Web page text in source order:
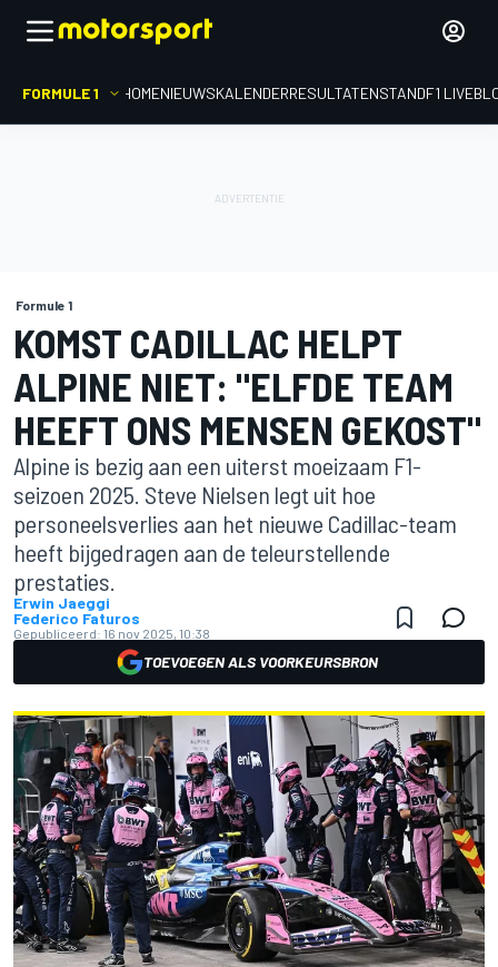
FORMULE 1 HOMENIEUWSKALENDERRESULTATENSTANDF1
Formule 1
KOMST CADILLAC HELPT
ALPINE NIET: "ELFDE TEAM
HEEFT ONS MENSEN GEKOST"
Alpine is bezig aan een uiterst moeizaam F1-
seizoen 2025. Steve Nielsen legt uit hoe
personeelsverlies aan het nieuwe Cadillac-team
heeft bijgedragen aan de teleurstellende
prestaties.
Erwin Jaeggi
Federico Faturos
Gepubliceerd: 16 nov 2025, 10:38
TOEVOEGEN ALS VOORKEURSBRON